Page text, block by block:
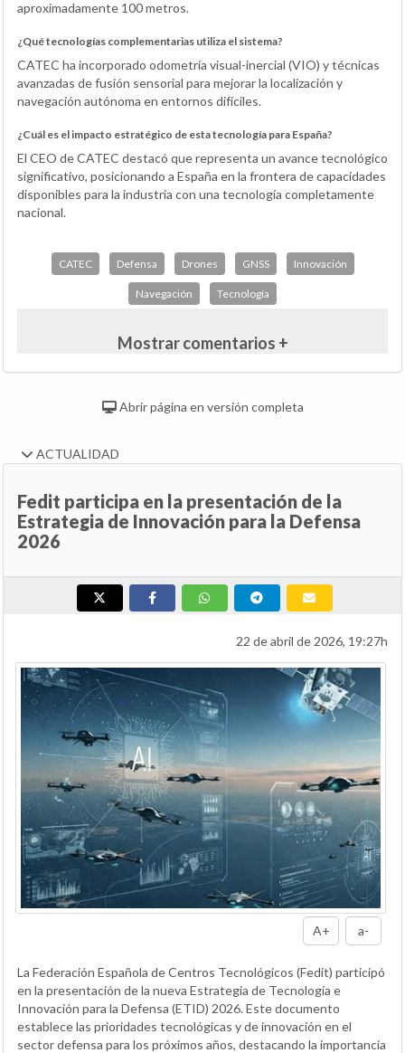
aproximadamente 100 metros.
¿Qué tecnologías complementarias utiliza el sistema?
CATEC ha incorporado odometría visual-inercial (VIO) y técnicas
avanzadas de fusión sensorial para mejorar la localización y
navegación autónoma en entornos difíciles.
¿Cuál es el impacto estratégico de esta tecnología para España?
El CEO de CATEC destacó que representa un avance tecnológico
significativo, posicionando a España en la frontera de capacidades
disponibles para la industria con una tecnología completamente
nacional.
CATEC Defensa Drones GNSS Innovación
Navegación Tecnología
Mostrar comentarios +
Abrir página en versión completa
ACTUALIDAD
Fedit participa en la presentación de la
Estrategia de Innovación para la Defensa
2026
22 de abril de 2026, 19:27h
A+ a-
La Federación Española de Centros Tecnológicos (Fedit) participó
en la presentación de la nueva Estrategia de Tecnología e
Innovación para la Defensa (ETID) 2026. Este documento
establece las prioridades tecnológicas y de innovación en el
sector defensa para los próximos años, destacando la importancia